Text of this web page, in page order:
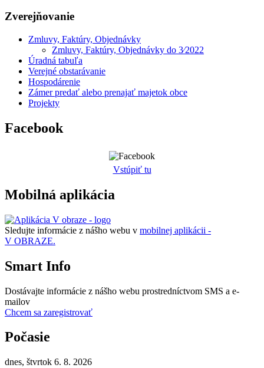
Zverejňovanie
Zmluvy, Faktúry, Objednávky
Zmluvy, Faktúry, Objednávky do 3⁄2022
Úradná tabuľa
Verejné obstarávanie
Hospodárenie
Zámer predať alebo prenajať majetok obce
Projekty
Facebook
Vstúpiť tu
Mobilná aplikácia
Sledujte informácie z nášho webu v mobilnej aplikácii -
V OBRAZE.
Smart Info
Dostávajte informácie z nášho webu prostredníctvom SMS a e-
mailov
Chcem sa zaregistrovať
Počasie
dnes, štvrtok 6. 8. 2026